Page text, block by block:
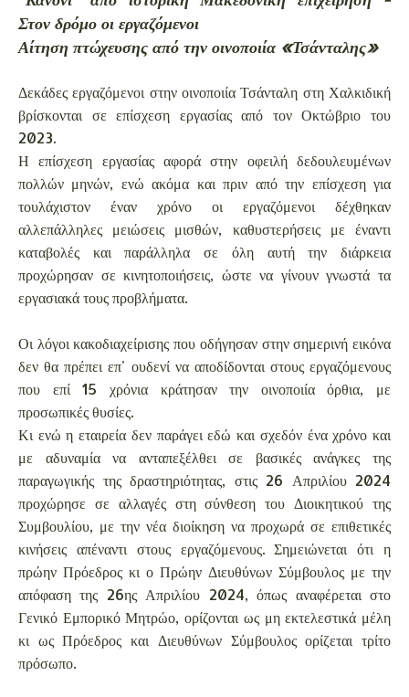
Στον δρόμο οι εργαζόμενοι
Αίτηση πτώχευσης από την οινοποιία «Τσάνταλης»
Δεκάδες εργαζόμενοι στην οινοποιία Τσάνταλη στη Χαλκιδική
βρίσκονται σε επίσχεση εργασίας από τον Οκτώβριο του
2023.
Η επίσχεση εργασίας αφορά στην οφειλή δεδουλευμένων
πολλών μηνών, ενώ ακόμα και πριν από την επίσχεση για
τουλάχιστον έναν χρόνο οι εργαζόμενοι δέχθηκαν
αλλεπάλληλες μειώσεις μισθών, καθυστερήσεις με έναντι
καταβολές και παράλληλα σε όλη αυτή την διάρκεια
προχώρησαν σε κινητοποιήσεις, ώστε να γίνουν γνωστά τα
εργασιακά τους προβλήματα.
Οι λόγοι κακοδιαχείρισης που οδήγησαν στην σημερινή εικόνα
δεν θα πρέπει επ' ουδενί να αποδίδονται στους εργαζόμενους
που επί 15 χρόνια κράτησαν την οινοποιία όρθια, με
προσωπικές θυσίες.
Κι ενώ η εταιρεία δεν παράγει εδώ και σχεδόν ένα χρόνο και
με αδυναμία να ανταπεξέλθει σε βασικές ανάγκες της
παραγωγικής της δραστηριότητας, στις 26 Απριλίου 2024
προχώρησε σε αλλαγές στη σύνθεση του Διοικητικού της
Συμβουλίου, με την νέα διοίκηση να προχωρά σε επιθετικές
κινήσεις απέναντι στους εργαζόμενους. Σημειώνεται ότι η
πρώην Πρόεδρος κι ο Πρώην Διευθύνων Σύμβουλος με την
απόφαση της 26ης Απριλίου 2024, όπως αναφέρεται στο
Γενικό Εμπορικό Μητρώο, ορίζονται ως μη εκτελεστικά μέλη
κι ως Πρόεδρος και Διευθύνων Σύμβουλος ορίζεται τρίτο
πρόσωπο.